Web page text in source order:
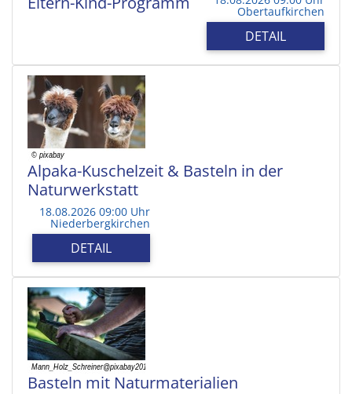
Obertaufkirchen
DETAIL
Alpaka-Kuschelzeit & Basteln in der
Naturwerkstatt
18.08.2026 09:00 Uhr
Niederbergkirchen
DETAIL
Basteln mit Naturmaterialien